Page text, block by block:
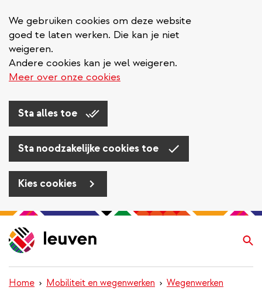
We gebruiken cookies om deze website
goed te laten werken. Die kan je niet
weigeren.
Andere cookies kan je wel weigeren.
Meer over onze cookies
Sta alles toe
Sta noodzakelijke cookies toe
Kies cookies
Overslaan
en
naar
inhoud
gaan
Home Mobiliteit en wegenwerken Wegenwerken